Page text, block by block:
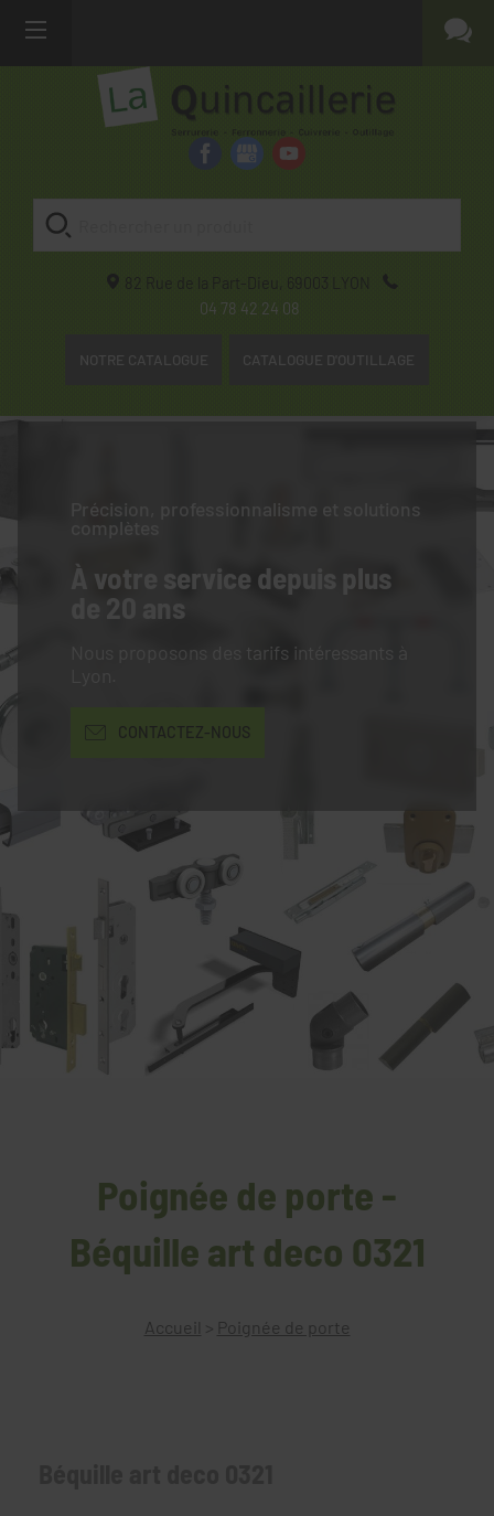
82 Rue de la Part-Dieu, 69003
LYON
04 78 42 24 08
NOTRE CATALOGUE CATALOGUE D'OUTILLAGE
Précision, professionnalisme et solutions
complètes
À votre service depuis plus
de 20 ans
Nous proposons des tarifs intéressants à
CONTACTEZ-NOUS
Poignée de porte -
Béquille art deco 0321
Accueil > Poignée de porte